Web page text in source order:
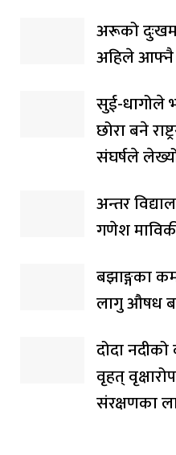
अरूको
अहिले आफ्नै
सुई-धागोले
छोरा बने
संघर्षले
अन्तर
गणेश
बझाङ्गका
लागु औषध
दोदा
वृहत्
संरक्षणका